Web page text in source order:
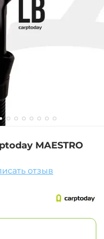
MAESTRO
отзыв